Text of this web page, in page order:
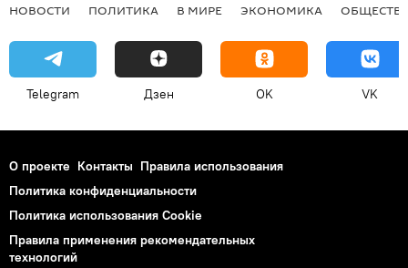
НОВОСТИ ПОЛИТИКА В МИРЕ ЭКОНОМИКА
Telegram Дзен OK VK
О проекте Контакты Правила использования
Политика конфиденциальности
Политика использования Cookie
Правила применения рекомендательных
технологий